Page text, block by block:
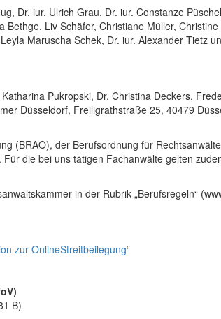
Dr. iur. Ulrich Grau, Dr. iur. Constanze
Liv Schäfer, Christiane Müller,
Maruscha Schek, Dr. iur. Alexander Tietz
Pukropski, Dr. Christina Deckers,
Düsseldorf, Freiligrathstraße 25, 40479
(BRAO), der Berufsordnung für
die bei uns tätigen Fachanwälte gelten
in der Rubrik „Berufsregeln“
zur OnlineStreitbeilegung“
B)